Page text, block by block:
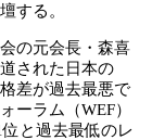
する。
の元会長・森喜
された日本の
差が過去最悪で
ーラム（WEF）
と過去最低のレ